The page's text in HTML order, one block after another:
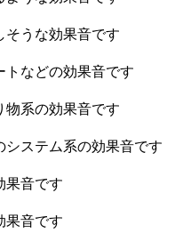
そうな効果音です
トなどの効果音です
物系の効果音です
ステム系の効果音です
果音です
果音です